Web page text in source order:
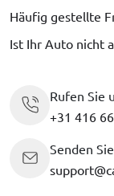
Häufig gestellte
Ist Ihr Auto nicht
Rufen Sie
+31 416
Senden